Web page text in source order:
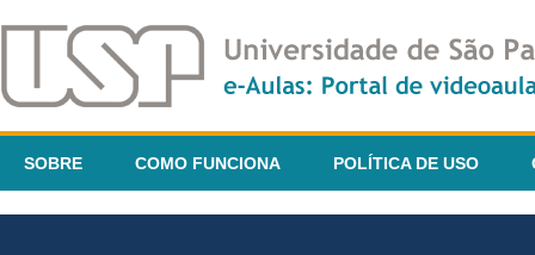
SOBRE COMO FUNCIONA POLÍTICA DE USO